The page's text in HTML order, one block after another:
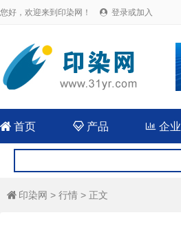
您好，欢迎来到印染网！  登录或加入
 首页 产品  企业
 印染网 > 行情 > 正文